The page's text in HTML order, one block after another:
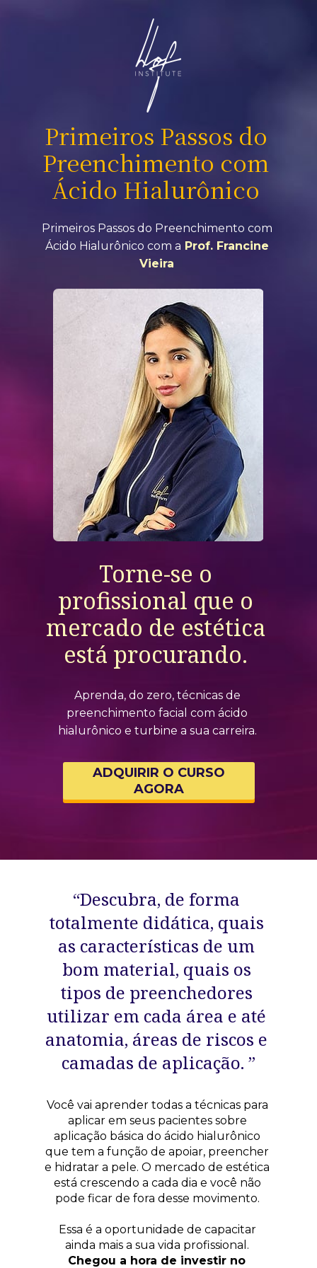
Primeiros Passos do
Preenchimento com
Ácido Hialurônico
Primeiros Passos do Preenchimento com
Ácido Hialurônico com a Prof. Francine
Vieira
Torne-se o
profissional que o
mercado de estética
está procurando.
Aprenda, do zero, técnicas de
preenchimento facial com ácido
hialurônico e turbine a sua carreira.
ADQUIRIR O CURSO
AGORA
“Descubra, de forma
totalmente didática, quais
as características de um
bom material, quais os
tipos de preenchedores
utilizar em cada área e até
anatomia, áreas de riscos e
camadas de aplicação. ”
Você vai aprender todas a técnicas para
aplicar em seus pacientes sobre
aplicação básica do ácido hialurônico
que tem a função de apoiar, preencher
e hidratar a pele. O mercado de estética
está crescendo a cada dia e você não
pode ficar de fora desse movimento.
Essa é a oportunidade de capacitar
Chegou a hora de investir no